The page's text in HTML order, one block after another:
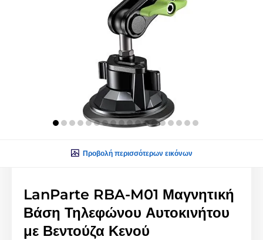
Προβολή περισσότερων εικόνων
LanParte RBA-M01 Μαγνητική
Βάση Τηλεφώνου Αυτοκινήτου
με Βεντούζα Κενού